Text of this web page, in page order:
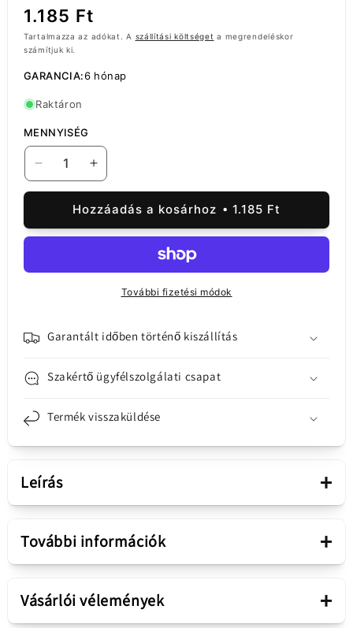
Normál
ár
1.185 Ft
Tartalmazza az adókat. A szállítási költséget a megrendeléskor
számítjuk ki.
GARANCIA:6 hónap
Raktáron
MENNYISÉG
Apple
iPhone
Ragasztó,
Pack
csökkentése
Apple
iPhone
13
Display
Ragasztó,
Pack
06620
növelése
Hozzáadás a kosárhoz 1.185 Ft
További fizetési módok
Garantált időben történő kiszállítás
Szakértő ügyfélszolgálati csapat
Termék visszaküldése
Leírás +
További információk +
Apple kijelző ragasztó az
Vásárlói vélemények +